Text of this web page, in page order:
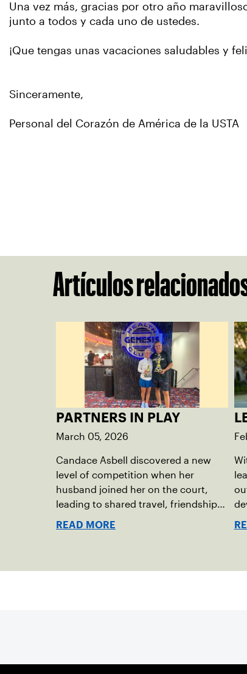
Una vez más, gracias por otro año
junto a todos y cada uno de ustedes.
¡Que tengas unas vacaciones saludables y
Sinceramente,
Personal del Corazón de América de la USTA
Artículos
PARTNERS IN PLAY
March 05, 2026
Candace Asbell discovered a new
level of competition when her
husband joined her on the court,
leading to shared travel, friendships
and memorable husband-wife
READ MORE